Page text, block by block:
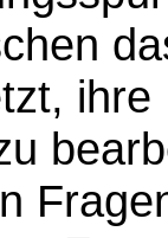
ihre